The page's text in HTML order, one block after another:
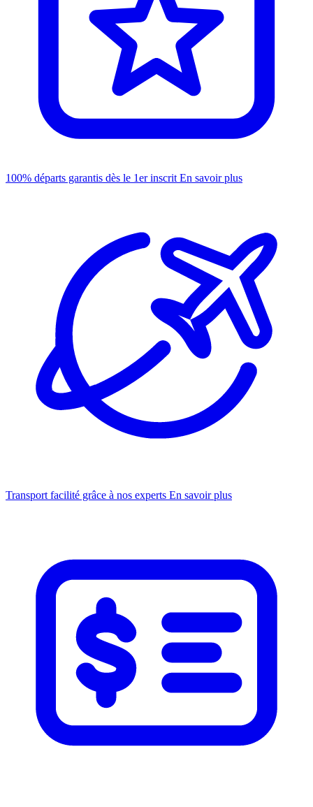
100% départs garantis dès le 1er inscrit En savoir plus
Transport facilité grâce à nos experts En savoir plus